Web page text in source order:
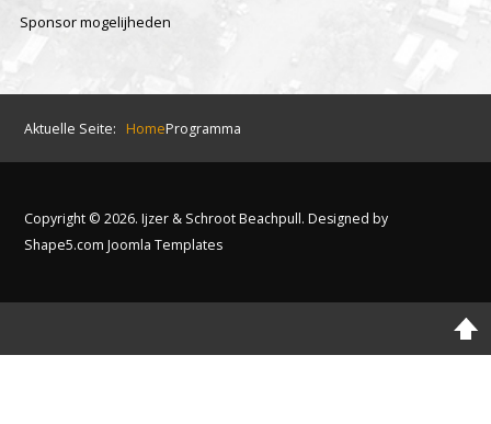
Sponsor mogelijheden
Aktuelle Seite: HomeProgramma
Copyright © 2026. Ijzer & Schroot Beachpull. Designed by
Shape5.comJoomla Templates